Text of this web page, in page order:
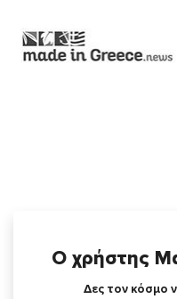
Ο χρήστης
Δες τον κόσμο